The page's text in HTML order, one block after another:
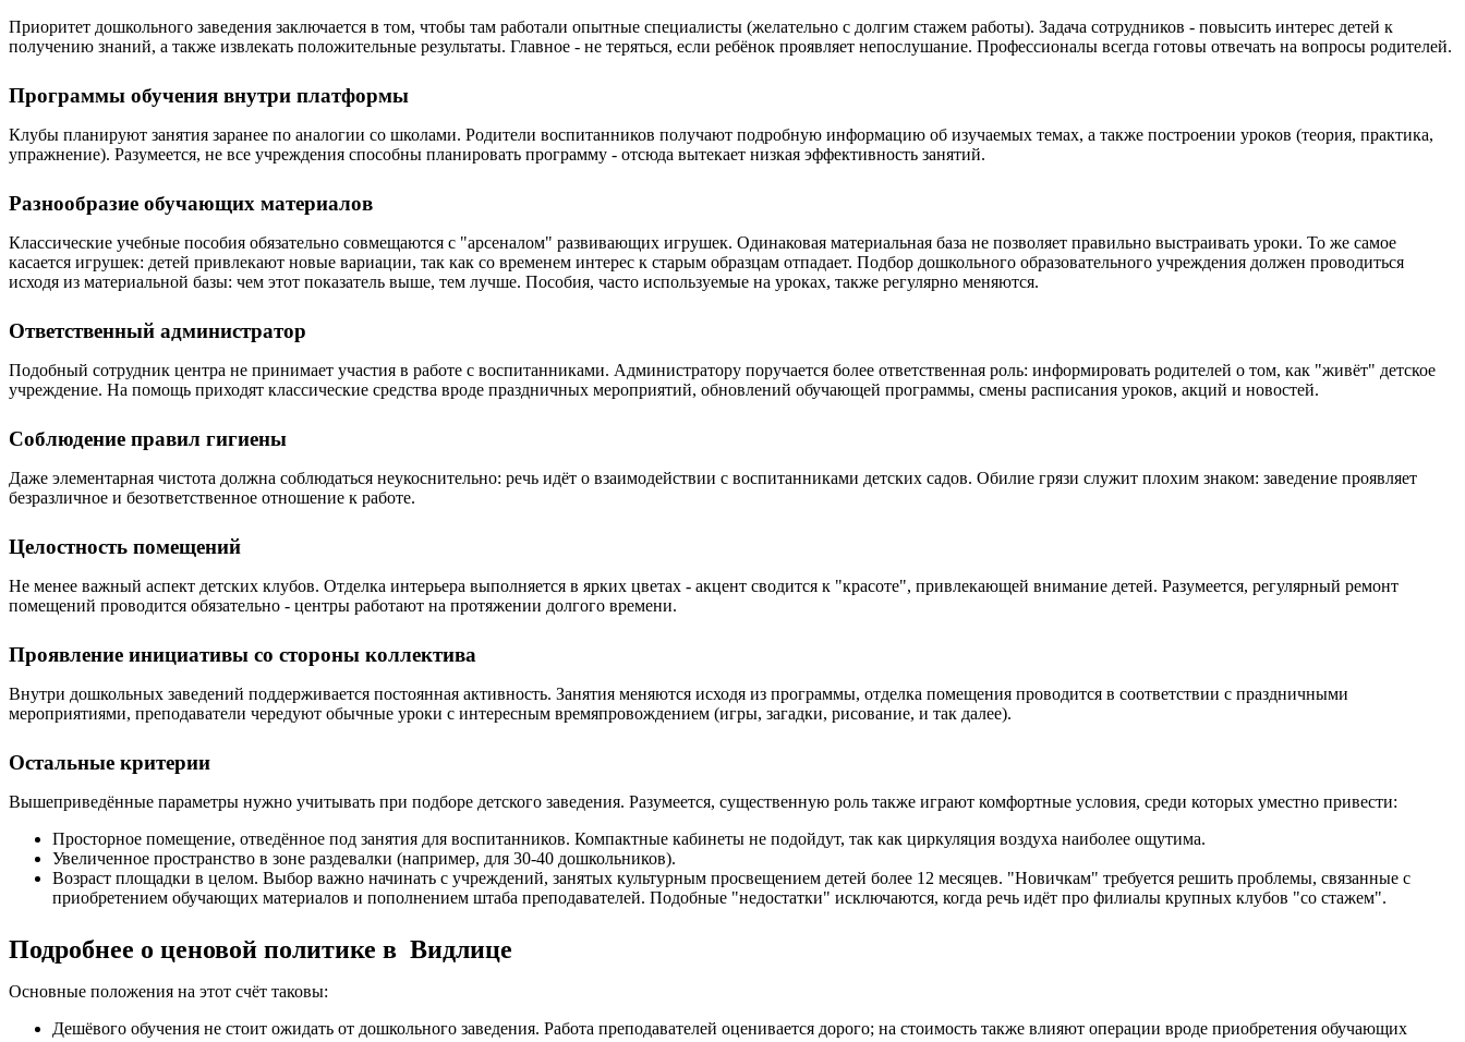
Приоритет дошкольного заведения заключается в том, чтобы там работали опытные специалисты (желательно с долгим стажем работы). Задача сотрудников - повысить интерес детей к
получению знаний, а также извлекать положительные результаты. Главное - не теряться, если ребёнок проявляет непослушание. Профессионалы всегда готовы отвечать на вопросы родителей.
Программы обучения внутри платформы
Клубы планируют занятия заранее по аналогии со школами. Родители воспитанников получают подробную информацию об изучаемых темах, а также построении уроков (теория, практика,
упражнение). Разумеется, не все учреждения способны планировать программу - отсюда вытекает низкая эффективность занятий.
Разнообразие обучающих материалов
Классические учебные пособия обязательно совмещаются с "арсеналом" развивающих игрушек. Одинаковая материальная база не позволяет правильно выстраивать уроки. То же самое
касается игрушек: детей привлекают новые вариации, так как со временем интерес к старым образцам отпадает. Подбор дошкольного образовательного учреждения должен проводиться
исходя из материальной базы: чем этот показатель выше, тем лучше. Пособия, часто используемые на уроках, также регулярно меняются.
Ответственный администратор
Подобный сотрудник центра не принимает участия в работе с воспитанниками. Администратору поручается более ответственная роль: информировать родителей о том, как "живёт" детское
учреждение. На помощь приходят классические средства вроде праздничных мероприятий, обновлений обучающей программы, смены расписания уроков, акций и новостей.
Соблюдение правил гигиены
Даже элементарная чистота должна соблюдаться неукоснительно: речь идёт о взаимодействии с воспитанниками детских садов. Обилие грязи служит плохим знаком: заведение проявляет
безразличное и безответственное отношение к работе.
Целостность помещений
Не менее важный аспект детских клубов. Отделка интерьера выполняется в ярких цветах - акцент сводится к "красоте", привлекающей внимание детей. Разумеется, регулярный ремонт
помещений проводится обязательно - центры работают на протяжении долгого времени.
Проявление инициативы со стороны коллектива
Внутри дошкольных заведений поддерживается постоянная активность. Занятия меняются исходя из программы, отделка помещения проводится в соответствии с праздничными
мероприятиями, преподаватели чередуют обычные уроки с интересным времяпровождением (игры, загадки, рисование, и так далее).
Остальные критерии
Вышеприведённые параметры нужно учитывать при подборе детского заведения. Разумеется, существенную роль также играют комфортные условия, среди которых уместно привести:
Просторное помещение, отведённое под занятия для воспитанников. Компактные кабинеты не подойдут, так как циркуляция воздуха наиболее ощутима.
Увеличенное пространство в зоне раздевалки (например, для 30-40 дошкольников).
Возраст площадки в целом. Выбор важно начинать с учреждений, занятых культурным просвещением детей более 12 месяцев. "Новичкам" требуется решить проблемы, связанные с
приобретением обучающих материалов и пополнением штаба преподавателей. Подобные "недостатки" исключаются, когда речь идёт про филиалы крупных клубов "со стажем".
Подробнее о ценовой политике в Видлице
Основные положения на этот счёт таковы:
Дешёвого обучения не стоит ожидать от дошкольного заведения. Работа преподавателей оценивается дорого; на стоимость также влияют операции вроде приобретения обучающих